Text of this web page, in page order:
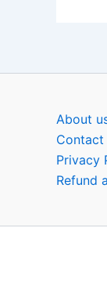
About
Contact
Privacy
Refund